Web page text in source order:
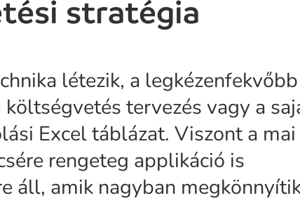
stratégia
létezik, a
tervezés vagy a
Excel táblázat. Viszont a
rengeteg applikáció is
áll, amik nagyban